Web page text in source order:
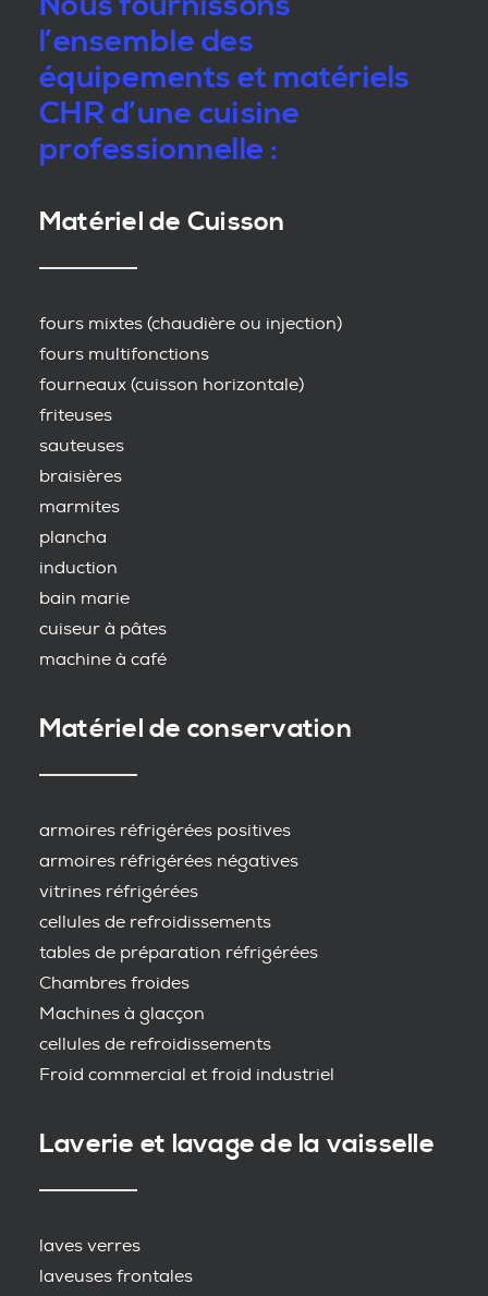
l’ensemble des
équipements et matériels
CHR d’une cuisine
professionnelle :
Matériel de Cuisson
fours mixtes (chaudière ou injection)
fours multifonctions
fourneaux (cuisson horizontale)
friteuses
sauteuses
braisières
marmites
plancha
induction
bain marie
cuiseur à pâtes
machine à café
Matériel de conservation
armoires réfrigérées positives
armoires réfrigérées négatives
vitrines réfrigérées
cellules de refroidissements
tables de préparation réfrigérées
Chambres froides
Machines à glacçon
cellules de refroidissements
Froid commercial et froid industriel
Laverie et lavage de la vaisselle
laves verres
laveuses frontales